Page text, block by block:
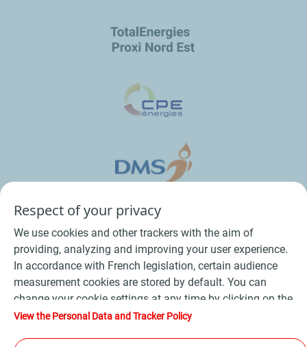
Conditions Générales de Vente Bois
Respect of your privacy
We use cookies and other trackers with the aim of
providing, analyzing and improving your user experience.
In accordance with French legislation, certain audience
measurement cookies are stored by default. You can
change your cookie settings at any time by clicking on the
"Manage my cookies" button. By clicking on the "Accept"
View the Personal Data and Tracker Policy